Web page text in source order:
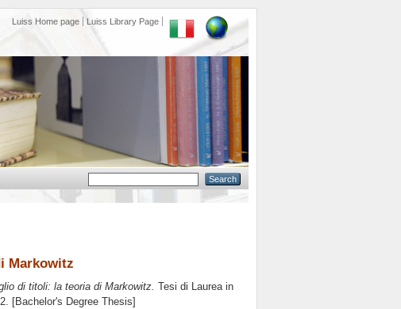
Luiss Home page Luiss Library Page
Markowitz
di titoli: la teoria di Markowitz. Tesi di Laurea in
[Bachelor's Degree Thesis]